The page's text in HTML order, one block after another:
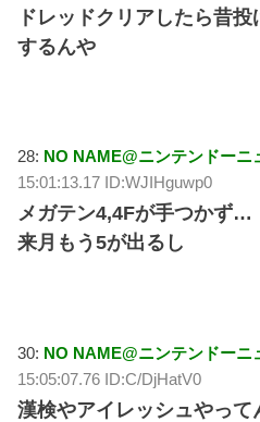
ドレッドクリアしたら昔
するんや
28: NO NAME@ニンテンドーニ
15:01:13.17 ID:WJIHguwp0
メガテン4,4Fが手つかず…
来月もう5が出るし
30: NO NAME@ニンテンドーニ
15:05:07.76 ID:C/DjHatV0
漢検やアイレッシュやって